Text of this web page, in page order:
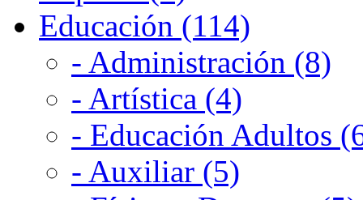
Educación (114)
- Administración (8)
- Artística (4)
- Educación Adultos
- Auxiliar (5)